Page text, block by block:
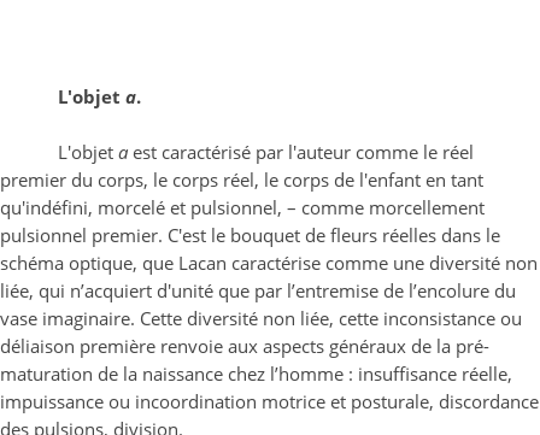
L'objet a.
L'objeta est caractérisé par l'auteur comme le réel
premier du corps, le corps réel, le corps de l'enfant en tant
qu'indéfini, morcelé et pulsionnel, – comme morcellement
pulsionnel premier. C'est le bouquet de fleurs réelles dans le
schéma optique, que Lacan caractérise comme une diversité non
liée, qui n’acquiert d'unité que par l’entremise de l’encolure du
vase imaginaire. Cette diversité non liée, cette inconsistance ou
déliaison première renvoie aux aspects généraux de la pré-
maturation de la naissance chez l’homme : insuffisance réelle,
impuissance ou incoordination motrice et posturale, discordance
des pulsions, division.